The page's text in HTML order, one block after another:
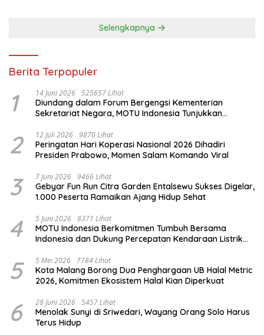
Selengkapnya
Berita Terpopuler
1 14 Juni 2026 525657 Lihat
Diundang dalam Forum Bergengsi Kementerian
Sekretariat Negara, MOTU Indonesia Tunjukkan
2 12 Juli 2026 9870 Lihat
Peringatan Hari Koperasi Nasional 2026 Dihadiri
Presiden Prabowo, Momen Salam Komando Viral
3 7 Juni 2026 9466 Lihat
Gebyar Fun Run Citra Garden Entalsewu Sukses Digelar,
1.000 Peserta Ramaikan Ajang Hidup Sehat
4 5 Juni 2026 8371 Lihat
MOTU Indonesia Berkomitmen Tumbuh Bersama
Indonesia dan Dukung Percepatan Kendaraan Listrik
5 5 Mei 2026 7784 Lihat
Kota Malang Borong Dua Penghargaan UB Halal Metric
2026, Komitmen Ekosistem Halal Kian Diperkuat
6 28 Juni 2026 5457 Lihat
Menolak Sunyi di Sriwedari, Wayang Orang Solo Harus
Terus Hidup